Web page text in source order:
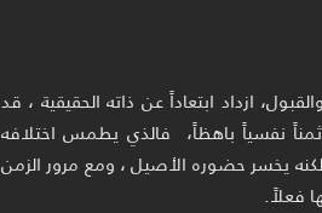
ازداد ابتعاداً عن ذاته الحقيقية ، قد
ثمناً نفسياً باهظاً، فالذي يطمس اختلافه
يخسر حضوره الأصيل ، ومع مرور الزمن
فعلاً.